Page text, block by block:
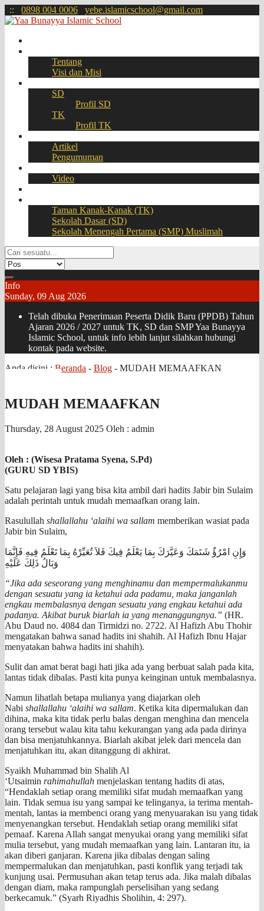
:: 0898 004 0006 yebe.islamicschool@gmail.com
Tentang
Visi dan Misi
SD
Profil SD
TK
Profil TK
Artikel
Pengumuman
Video
Taman Kanak-Kanak (TK)
Sekolah Dasar (SD)
Sekolah Menengah Pertama (SMP) Muslimah
Info
Sunday, 09 Aug 2026
Telah dibuka Penerimaan Peserta Didik Baru (PPDB) Tahun
Ajaran 2026 / 2027 untuk TK, SD dan SMP Yaa Bunayya
Islamic School, untuk info lebih lanjut silahkan hubungi
kontak pada website.
Anda disini : Beranda - Blog - MUDAH MEMAAFKAN
MUDAH MEMAAFKAN
Thursday, 28 August 2025 Oleh : admin
Oleh : (Wisesa Pratama Syena, S.Pd)
(GURU SD YBIS)
Satu pelajaran lagi yang bisa kita ambil dari hadits Jabir bin Sulaim
adalah perintah untuk mudah memaafkan orang lain.
Rasulullah shallallahu ‘alaihi wa sallam memberikan wasiat pada
Jabir bin Sulaim,
وَإِنِ امْرُؤٌ شَتَمَكَ وَعَيَّرَكَ بِمَا يَعْلَمُ فِيكَ فَلاَ تُعَيِّرْهُ بِمَا تَعْلَمُ فِيهِ فَإِنَّمَا
وَبَالُ ذَلِكَ عَلَيْهِ
“Jika ada seseorang yang menghinamu dan mempermalukanmu
dengan sesuatu yang ia ketahui ada padamu, maka janganlah
engkau membalasnya dengan sesuatu yang engkau ketahui ada
padanya. Akibat buruk biarlah ia yang menanggungnya.” (HR.
Abu Daud no. 4084 dan Tirmidzi no. 2722. Al Hafizh Abu Thohir
mengatakan bahwa sanad hadits ini shahih. Al Hafizh Ibnu Hajar
menyatakan bahwa hadits ini shahih).
Sulit dan amat berat bagi hati jika ada yang berbuat salah pada kita,
lantas tidak dibalas. Pasti kita punya keinginan untuk membalasnya.
Namun lihatlah betapa mulianya yang diajarkan oleh
Nabi shallallahu ‘alaihi wa sallam. Ketika kita dipermalukan dan
dihina, maka kita tidak perlu balas dengan menghina dan mencela
orang tersebut walau kita tahu kekurangan yang ada pada dirinya
dan bisa menjatuhkannya. Biarlah akibat jelek dari mencela dan
menjatuhkan itu, akan ditanggung di akhirat.
Syaikh Muhammad bin Shalih Al
‘Utsaimin rahimahullah menjelaskan tentang hadits di atas,
“Hendaklah setiap orang memiliki sifat mudah memaafkan yang
lain. Tidak semua isu yang sampai ke telinganya, ia terima mentah-
mentah, lantas ia membenci orang yang menyuarakan isu yang tidak
menyenangkan tersebut. Hendaklah setiap orang memiliki sifat
pemaaf. Karena Allah sangat menyukai orang yang memiliki sifat
mulia tersebut, yang mudah memaafkan yang lain. Lantaran itu, ia
akan diberi ganjaran. Karena jika dibalas dengan saling
mempermalukan dan menjatuhkan, pasti konflik yang terjadi tak
kunjung usai. Permusuhan akan tetap terus ada. Jika malah dibalas
dengan diam, maka rampunglah perselisihan yang sedang
berkecamuk.” (Syarh Riyadhis Sholihin, 4: 297).